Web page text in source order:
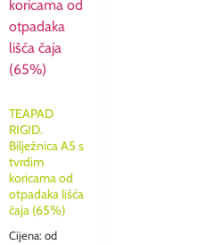
TEAPAD
RIGID.
Bilježnica A5 s
tvrdim
koricama od
otpadaka lišća
čaja (65%)
Cijena: od